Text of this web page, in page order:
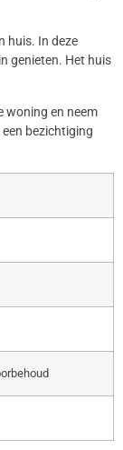
huis. In deze
genieten. Het huis
woning en neem
bezichtiging